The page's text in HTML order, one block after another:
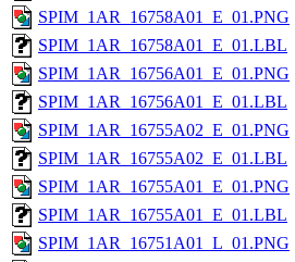
SPIM_1AR_16758A01_E_01.PNG
SPIM_1AR_16758A01_E_01.LBL
SPIM_1AR_16756A01_E_01.PNG
SPIM_1AR_16756A01_E_01.LBL
SPIM_1AR_16755A02_E_01.PNG
SPIM_1AR_16755A02_E_01.LBL
SPIM_1AR_16755A01_E_01.PNG
SPIM_1AR_16755A01_E_01.LBL
SPIM_1AR_16751A01_L_01.PNG